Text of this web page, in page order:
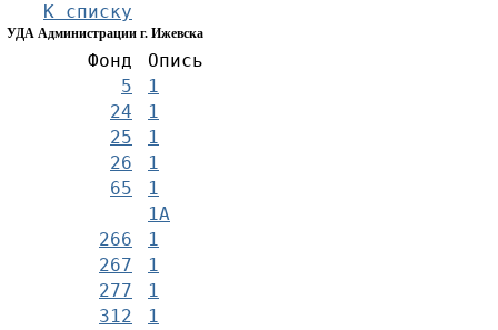
К списку
УДА Администрации г. Ижевска
Фонд
Опись
5
1
24
1
25
1
26
1
65
1
1А
266
1
267
1
277
1
312
1